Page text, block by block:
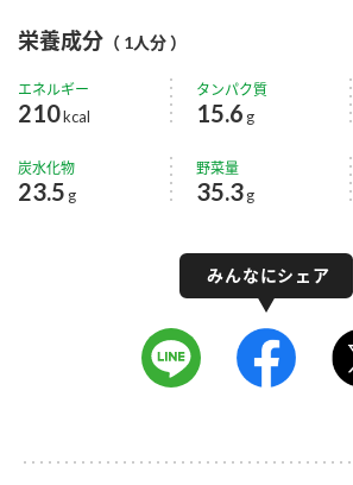
栄養成分 （ 1人分 ）
エネルギー
210kcal
タンパク質
15.6 g
炭水化物
23.5 g
野菜量
35.3g